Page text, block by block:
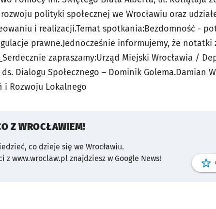
polityki społecznej we Wrocławiu oraz
i realizacji.Temat spotkania:Bezdomność -
prawne.Jednocześnie informujemy, że
Serdecznie zapraszamy:Urząd Miejski Wrocławia /
Dialogu Społecznego – Dominik Golema.Damian
i Rozwoju Lokalnego
Z WROCŁAWIEM!
co dzieje się we Wrocławiu.
z www.wroclaw.pl znajdziesz w Google News!